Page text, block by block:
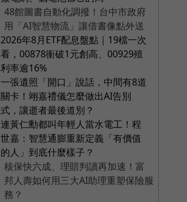
48館圖書自動化調撥！台中市政府
用「AI智慧物流」讓借書像點外送
2026年8月ETF配息盤點｜19檔一次
看，00878衝破1元創高、00929殖
利率逾16%
一張遺照「開口」說話，中間有8道
關卡！翊嘉禮儀怎麼做出AI告別
式，讓逝者最後道別？
連黃仁勳都叫年輕人當水電工！程
世嘉：智慧通膨重新定義「有價值
的人」到底什麼樣子？
核保快六成、理賠判讀再加速！富
邦人壽如何用三大AI助理重塑保險服
務？